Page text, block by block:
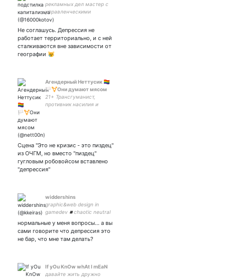
рекламных дел мастер с
управленческими
наклонностями
Не соглашусь. Депрессия не
работает территориально, и с ней
сталкиваются вне зависимости от
географии 😿
Агендерный Неттусик 🏳️‍🌈
🏳️‍⚧️Они думают мясом
21+ Трансгуманист,
противник насилия и
Сцена "Это не кризис - это пиздец"
из ОЧГМ, но вместо "пиздец"
гугловым робовойсом вставлено
"депрессия"
widdershins
graphic&web design in
gamedev◾️chaotic neutral
nerd
нормальные у меня вопросы… а вы
сами говорите что депрессия это
не бар, что мне там делать?
If yOu KnOw whAt I mEaN
давайте жить дружно